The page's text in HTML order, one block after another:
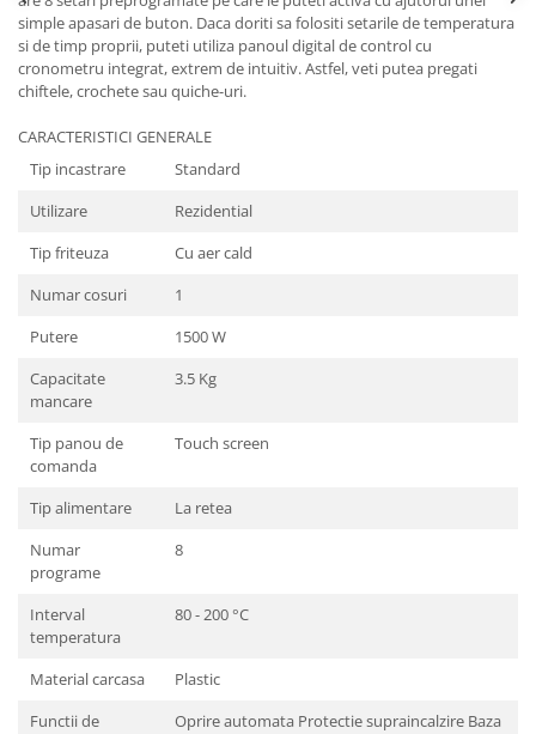
simple apasari de buton. Daca doriti sa folositi setarile de temperatura
si de timp proprii, puteti utiliza panoul digital de control cu
cronometru integrat, extrem de intuitiv. Astfel, veti putea pregati
chiftele, crochete sau quiche-uri.
CARACTERISTICI GENERALE
Tip incastrare
Standard
Utilizare
Rezidential
Tip friteuza
Cu aer cald
Numar cosuri
1
Putere
1500 W
Capacitate
mancare
3.5 Kg
Tip panou de
comanda
Touch screen
Tip alimentare
La retea
Numar
programe
8
Interval
temperatura
80 - 200 °C
Material carcasa
Plastic
Functii de
Oprire automata Protectie supraincalzire Baza